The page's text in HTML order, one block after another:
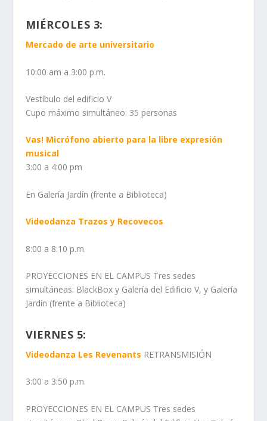
MIÉRCOLES 3:
Mercado de arte universitario
10:00 am a 3:00 p.m.
Vestíbulo del edificio V
Cupo máximo simultáneo: 35 personas
Vas! Micrófono abierto para la libre expresión
musical
3:00 a 4:00 pm
En Galería Jardín (frente a Biblioteca)
Videodanza Trazos y Recovecos
8:00 a 8:10 p.m.
PROYECCIONES EN EL CAMPUS Tres sedes
simultáneas: BlackBox y Galería del Edificio V, y Galería
Jardín (frente a Biblioteca)
VIERNES 5:
Videodanza Les Revenants RETRANSMISIÓN
3:00 a 3:50 p.m.
PROYECCIONES EN EL CAMPUS Tres sedes